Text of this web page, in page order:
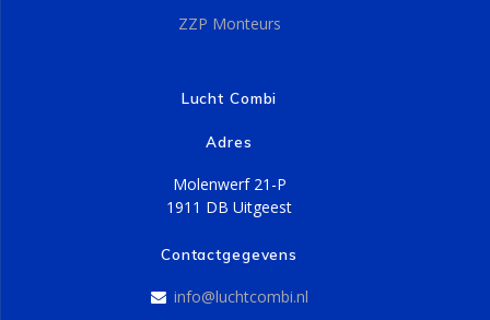
ZZP Monteurs
Lucht Combi
Adres
Molenwerf 21-P
1911 DB Uitgeest
Contactgegevens
info@luchtcombi.nl